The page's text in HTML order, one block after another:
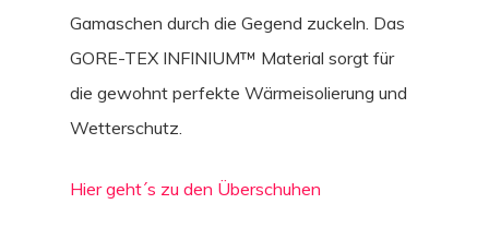
Gamaschen durch die Gegend zuckeln. Das
GORE-TEX INFINIUM™ Material sorgt für
die gewohnt perfekte Wärmeisolierung und
Wetterschutz.
Hier geht´s zu den Überschuhen